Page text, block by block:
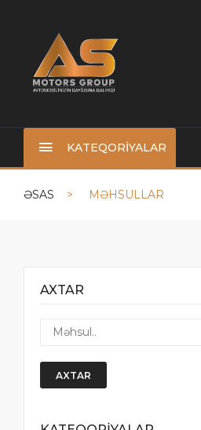
KATEQORİYALAR
ƏSAS MƏHSULLAR
AXTAR
AXTAR